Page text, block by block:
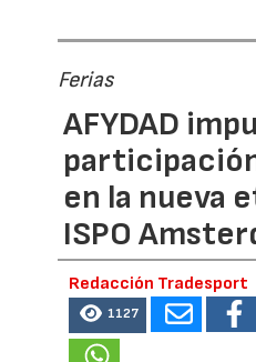
Ferias
AFYDAD
en la nueva
ISPO
Redacción Tradesport
1127